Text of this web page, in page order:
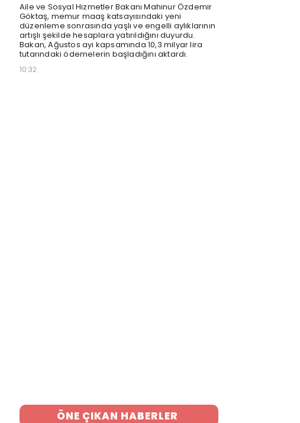
Aile ve Sosyal Hizmetler Bakanı Mahinur Özdemir
Göktaş, memur maaş katsayısındaki yeni
düzenleme sonrasında yaşlı ve engelli aylıklarının
artışlı şekilde hesaplara yatırıldığını duyurdu.
Bakan, Ağustos ayı kapsamında 10,3 milyar lira
tutarındaki ödemelerin başladığını aktardı.
10:32